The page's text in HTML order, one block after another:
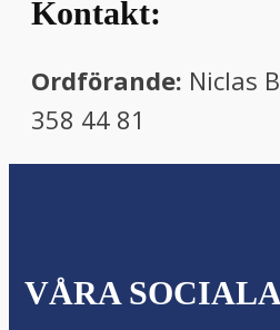
Kontakt:
Ordförande: Niclas
358 44 81
VÅRA